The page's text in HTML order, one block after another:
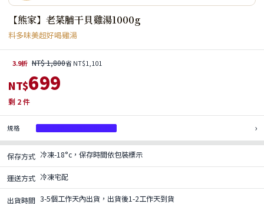
【熊家】老菜脯干貝雞湯1000g
料多味美超好喝雞湯
3.9折 NT$ 1,800省 NT$1,101
NT$699
剩 2件
規格 ›
保存方式 冷凍-18°c，保存時間依包裝標示
運送方式 冷凍宅配
出貨時間 3-5個工作天內出貨，出貨後1-2工作天到貨